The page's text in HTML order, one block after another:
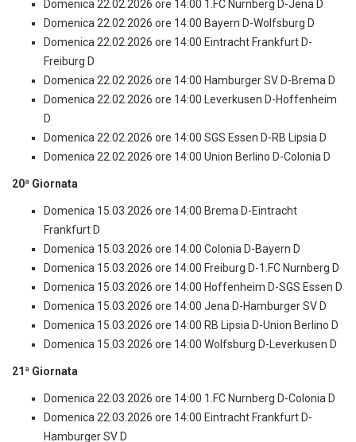
Domenica 22.02.2026 ore 14:00 1.FC Nurnberg D-Jena D
Domenica 22.02.2026 ore 14:00 Bayern D-Wolfsburg D
Domenica 22.02.2026 ore 14:00 Eintracht Frankfurt D-
Freiburg D
Domenica 22.02.2026 ore 14:00 Hamburger SV D-Brema D
Domenica 22.02.2026 ore 14:00 Leverkusen D-Hoffenheim
D
Domenica 22.02.2026 ore 14:00 SGS Essen D-RB Lipsia D
Domenica 22.02.2026 ore 14:00 Union Berlino D-Colonia D
20ª Giornata
Domenica 15.03.2026 ore 14:00 Brema D-Eintracht
Frankfurt D
Domenica 15.03.2026 ore 14:00 Colonia D-Bayern D
Domenica 15.03.2026 ore 14:00 Freiburg D-1.FC Nurnberg D
Domenica 15.03.2026 ore 14:00 Hoffenheim D-SGS Essen D
Domenica 15.03.2026 ore 14:00 Jena D-Hamburger SV D
Domenica 15.03.2026 ore 14:00 RB Lipsia D-Union Berlino D
Domenica 15.03.2026 ore 14:00 Wolfsburg D-Leverkusen D
21ª Giornata
Domenica 22.03.2026 ore 14:00 1.FC Nurnberg D-Colonia D
Domenica 22.03.2026 ore 14:00 Eintracht Frankfurt D-
Hamburger SV D